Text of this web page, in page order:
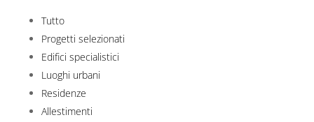
Tutto
Progetti selezionati
Edifici specialistici
Luoghi urbani
Residenze
Allestimenti